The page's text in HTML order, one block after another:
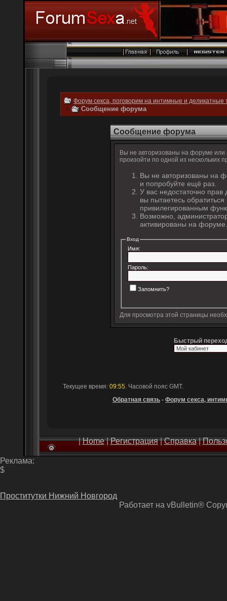
Форум секса, поговорим на интимные и деликатные
Сообщение форума
Сообщение форума
Вы не авторизованы на форуме или
произойти по одной из нескольких
Вы не авторизованы на
и попробуйте ещё раз.
У вас недостаточно
вы пытаетесь
привилегированным
Возможно,
активированы на форуме.
Вход
Имя:
Пароль:
Запомнить?
Для просмотра этой страницы
Быстрый
Текущее время: 09:55. Часовой пояс GMT.
Обратная связь - Форум секса,
|Home|Регистрация|Справка|
Реклама:
$
Проститутки Нижний Новгород
Работает на vBulletin®